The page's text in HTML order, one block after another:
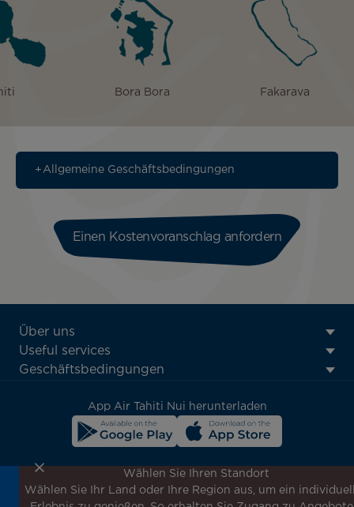
Bora Bora Fakarava
Allgemeine Geschäftsbedingungen
Einen Kostenvoranschlag anfordern
ATN:
Footer
menu
Über uns
Useful services
Geschäftsbedingungen
App Air Tahiti Nui herunterladen
Melden Sie sich für unseren Newsletter an, um die
Wählen Sie Ihren Standort
Wählen Sie Ihr Land oder Ihre Region aus, um ein